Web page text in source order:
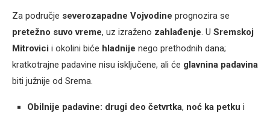
Za područje severozapadne Vojvodine prognozira se
pretežno suvo vreme, uz izraženo zahlađenje. U Sremskoj
Mitrovici i okolini biće hladnije nego prethodnih dana;
kratkotrajne padavine nisu isključene, ali će glavnina padavina
biti južnije od Srema.
Obilnije padavine: drugi deo četvrtka, noć ka petku i